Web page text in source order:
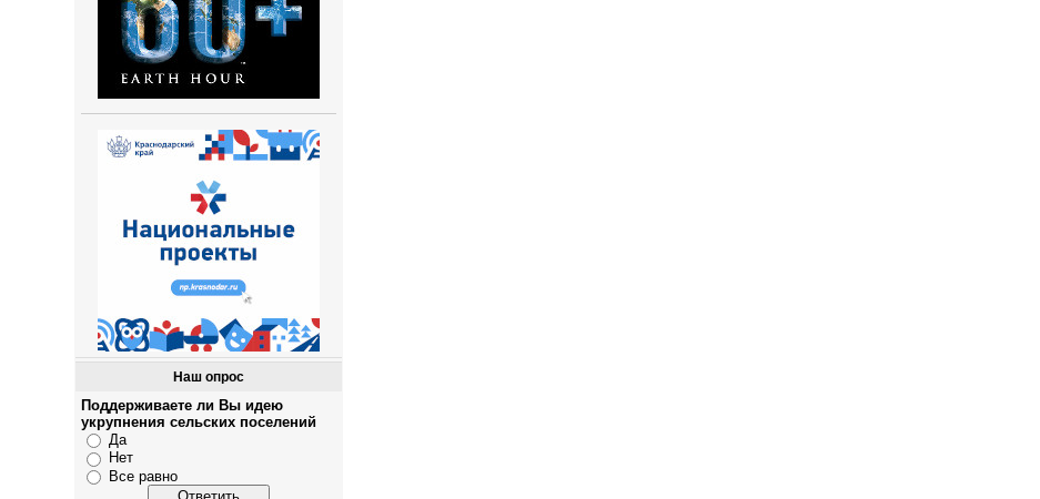
Наш опрос
Поддерживаете ли Вы идею
укрупнения сельских поселений
Да
Нет
Все равно